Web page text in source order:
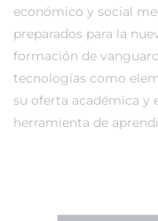
económico y social
preparados para la
formación de
tecnologías como
su oferta académica y
herramienta de